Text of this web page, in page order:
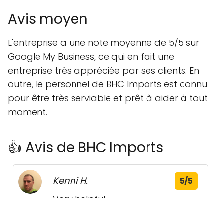
Avis moyen
L'entreprise a une note moyenne de 5/5 sur
Google My Business, ce qui en fait une
entreprise très appréciée par ses clients. En
outre, le personnel de BHC Imports est connu
pour être très serviable et prêt à aider à tout
moment.
👍 Avis de BHC Imports
Kenni H. 5/5